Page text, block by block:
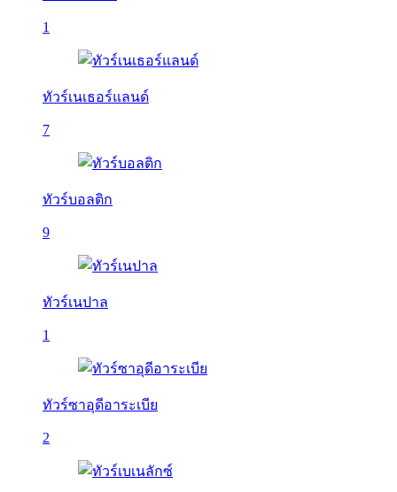
1
ทัวร์เนเธอร์แลนด์
7
ทัวร์บอลติก
9
ทัวร์เนปาล
1
ทัวร์ซาอุดีอาระเบีย
2